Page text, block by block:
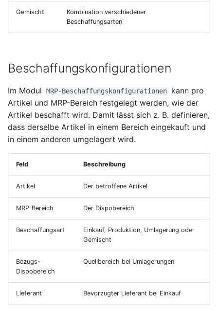
Gemischt
Kombination verschiedener
Beschaffungsarten
Beschaffungskonfigurationen
Im Modul MRP-Beschaffungskonfigurationen
kann pro
Artikel und MRP-Bereich festgelegt werden, wie der
Artikel beschafft wird. Damit lässt sich z. B. definieren,
dass derselbe Artikel in einem Bereich eingekauft und
in einem anderen umgelagert wird.
Feld Beschreibung
Artikel Der betroffene Artikel
MRP-Bereich Der Dispobereich
Beschaffungsart
Einkauf, Produktion, Umlagerung oder
Gemischt
Bezugs-
Dispobereich
Quellbereich bei Umlagerungen
Lieferant Bevorzugter Lieferant bei Einkauf